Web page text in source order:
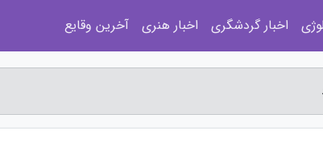
اخبار گردشگری اخبار هنری آخرین وقایع